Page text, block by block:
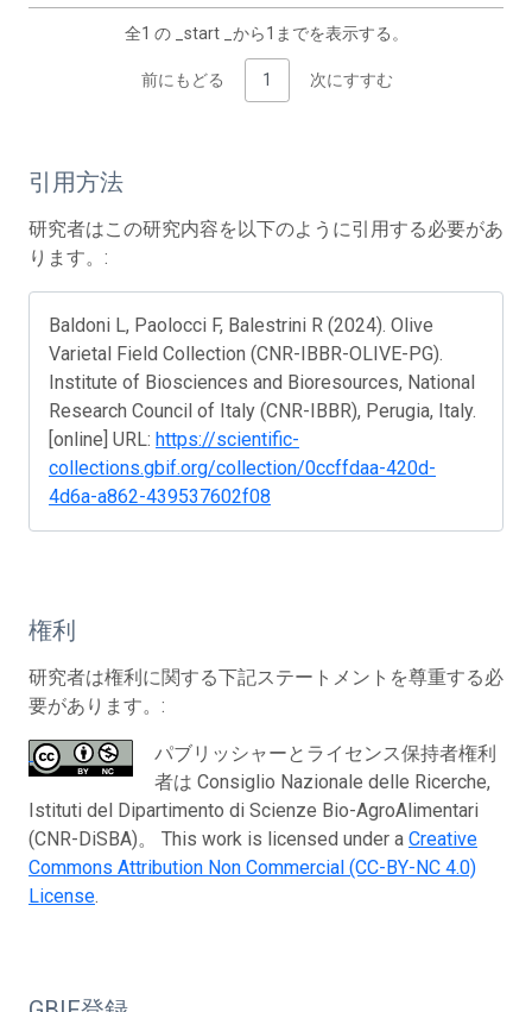
全1 の _start _から1までを表示する。
前にもどる 1 次にすすむ
引用方法
研究者はこの研究内容を以下のように引用する必要があ
ります。:
Baldoni L, Paolocci F, Balestrini R (2024). Olive
Varietal Field Collection (CNR-IBBR-OLIVE-PG).
Institute of Biosciences and Bioresources, National
Research Council of Italy (CNR-IBBR), Perugia, Italy.
[online] URL: https://scientific-
collections.gbif.org/collection/0ccffdaa-420d-
4d6a-a862-439537602f08
権利
研究者は権利に関する下記ステートメントを尊重する必
要があります。:
パブリッシャーとライセンス保持者権利
者は Consiglio Nazionale delle Ricerche,
Istituti del Dipartimento di Scienze Bio-AgroAlimentari
(CNR-DiSBA)。 This work is licensed under a Creative
Commons Attribution Non Commercial (CC-BY-NC 4.0)
License.